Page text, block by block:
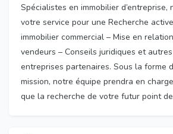
Spécialistes en immobilier d’entreprise,
votre service pour une Recherche
immobilier commercial – Mise en
vendeurs – Conseils juridiques et
entreprises partenaires. Sous la forme
mission, notre équipe prendra en
que la recherche de votre futur point